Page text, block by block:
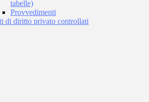
tabelle)
Provvedimenti
di diritto privato controllati